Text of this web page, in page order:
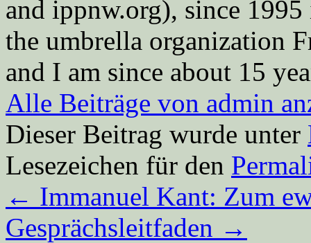
and ippnw.org), since
the umbrella organization
and I am since about 15
Alle Beiträge von admin
Dieser Beitrag wurde unter
Lesezeichen für den
← Immanuel Kant: Zum
Gesprächsleitfaden →